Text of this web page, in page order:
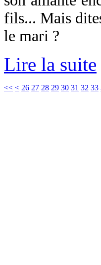
fils... Mais
le mari ?
Lire la suite
<< < 26 27 28 29 30 31 32 33